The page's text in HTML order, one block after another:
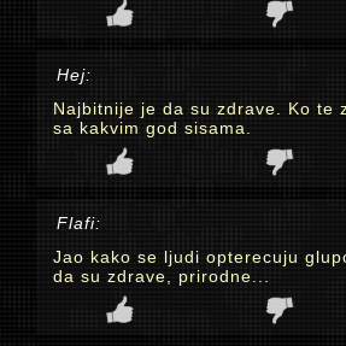
Hej:
Najbitnije je da su zdrave. Ko te
sa kakvim god sisama.
Flafi:
Jao kako se ljudi opterecuju
da su zdrave, prirodne...